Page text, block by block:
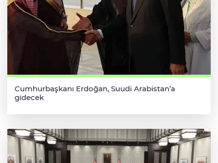
Cumhurbaşkanı Erdoğan, Suudi Arabistan’a
gidecek